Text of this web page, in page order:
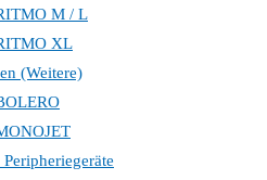
M / L
XL
(Weitere)